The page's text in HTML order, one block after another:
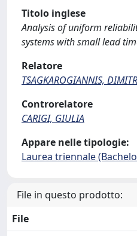
Titolo inglese
Analysis of uniform
systems with small lead
Relatore
TSAGKAROGIANNIS,
Controrelatore
CARIGI, GIULIA
Appare nelle tipologie:
Laurea triennale
File in questo prodotto:
File